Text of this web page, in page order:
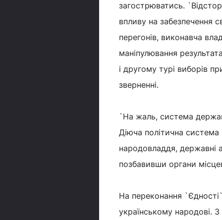
загострюватись.
впливу на забезпечення
перегонів, виконавча
маніпулювання
і другому турі виборів
зверненні.
`На жаль, система
Діюча політична
народовладдя, державні
позбавивши органи
На переконання
українському народові.